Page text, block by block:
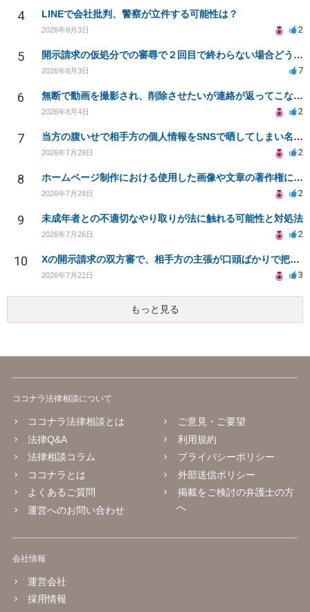
4 LINEで会社批判、警察が立件する可能性は？
2026年8月3日 2
5 開示請求の仮処分での審尋で２回目で終わらない場合どうしたらいいですか
2026年8月3日 7
6 無断で動画を撮影され、削除させたいが連絡が返ってこない。
2026年8月4日 2
7 当方の腹いせで相手方の個人情報をSNSで晒してしまい名誉毀損させてしまったかもしれない
2026年7月29日 2
8 ホームページ制作における使用した画像や文章の著作権について
2026年7月29日 2
9 未成年者との不適切なやり取りが法に触れる可能性と対処法
2026年7月26日 2
10 Xの開示請求の双方審で、相手方の主張が口頭ばかりで把握しきれません
2026年7月22日 3
もっと見る
ココナラ法律相談について
ココナラ法律相談とは
法律Q&A
法律相談コラム
ココナラとは
よくあるご質問
運営へのお問い合わせ
ご意見・ご要望
利用規約
プライバシーポリシー
外部送信ポリシー
掲載をご検討の弁護士の方
へ
会社情報
運営会社
採用情報